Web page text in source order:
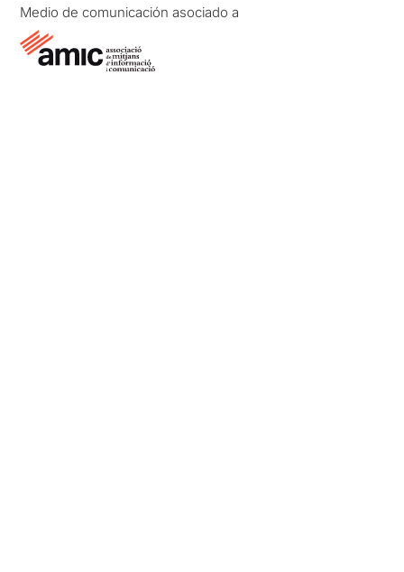
Medio de comunicación asociado a